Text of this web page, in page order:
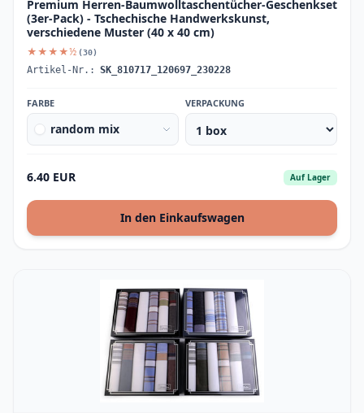
Premium Herren-Baumwolltaschentücher-Geschenkset
(3er-Pack) - Tschechische Handwerkskunst,
verschiedene Muster (40 x 40 cm)
★★★★½ (30)
Artikel-Nr.: SK_810717_120697_230228
FARBE
random mix
VERPACKUNG
6.40 EUR Auf Lager
In den Einkaufswagen